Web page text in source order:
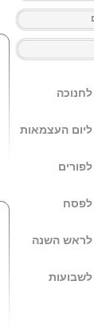
העצמאות
לפסח
לראש השנה